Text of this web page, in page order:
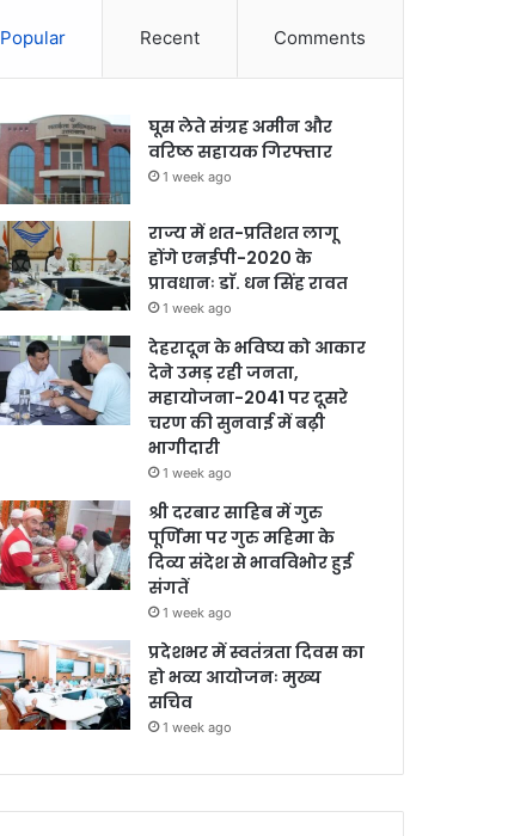
Popular Recent Comments
घूस लेते संग्रह अमीन और
वरिष्ठ सहायक गिरफ्तार
1 week ago
राज्य में शत-प्रतिशत लागू
होंगे एनईपी-2020 के
प्रावधानः डाॅ. धन सिंह रावत
1 week ago
देहरादून के भविष्य को आकार
देने उमड़ रही जनता,
महायोजना-2041 पर दूसरे
चरण की सुनवाई में बढ़ी
भागीदारी
1 week ago
श्री दरबार साहिब में गुरु
पूर्णिमा पर गुरु महिमा के
दिव्य संदेश से भावविभोर हुई
संगतें
1 week ago
प्रदेशभर में स्वतंत्रता दिवस का
हो भव्य आयोजनः मुख्य
सचिव
1 week ago